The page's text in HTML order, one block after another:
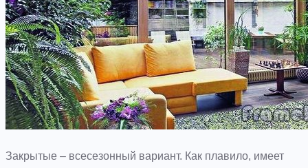
Закрытые – всесезонный вариант. Как плавило, имеет